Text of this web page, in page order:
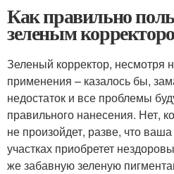
Как правильно
зеленым
Зеленый корректор, несмотря
применения – казалось бы,
недостаток и все проблемы
правильного нанесения. Нет,
не произойдет, разве, что
участках приобретет
же забавную зеленую